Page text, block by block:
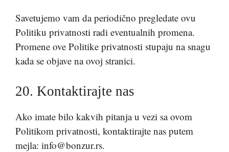
Savetujemo vam da periodično pregledate ovu
Politiku privatnosti radi eventualnih promena.
Promene ove Politike privatnosti stupaju na snagu
kada se objave na ovoj stranici.
20. Kontaktirajte nas
Ako imate bilo kakvih pitanja u vezi sa ovom
Politikom privatnosti, kontaktirajte nas putem
mejla: info@bonzur.rs.